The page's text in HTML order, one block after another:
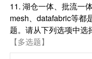
11. 湖仓一体、批流一
mesh、datafabric等都
题。请从下列选项中选
【多选题】